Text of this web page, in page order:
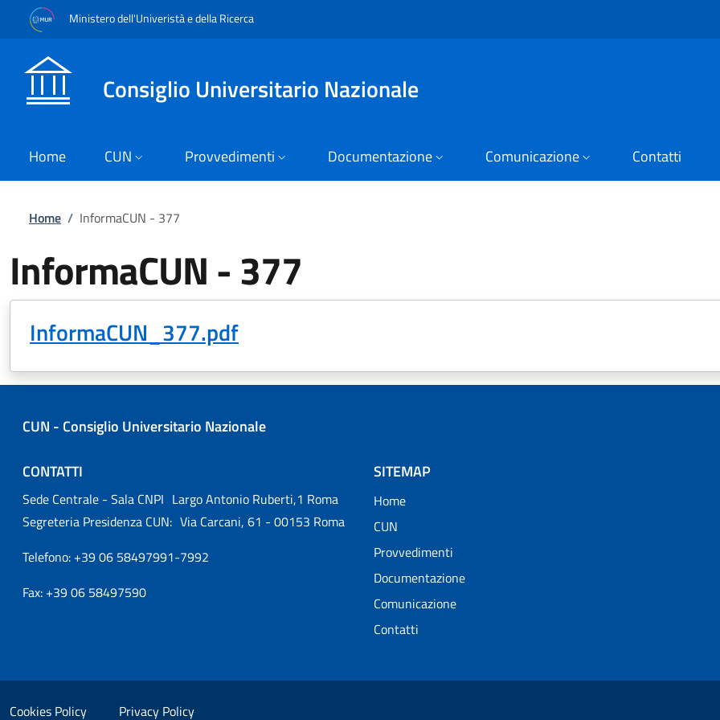
al contenuto principale
to footer contentMinistero dell'Univeristà e della Ricerca
Consiglio Universitario Nazionale
Home CUN Provvedimenti Documentazione Comunicazione Contatti
Briciole di pane
Home / InformaCUN - 377
InformaCUN - 377
InformaCUN_377.pdf
CUN - Consiglio Universitario Nazionale
CONTATTI
Sede Centrale - Sala CNPI Largo Antonio Ruberti,1 Roma
Segreteria Presidenza CUN: Via Carcani, 61 - 00153 Roma
Telefono: +39 06 58497991-7992
Fax: +39 06 58497590
SITEMAP
Home
CUN
Provvedimenti
Documentazione
Comunicazione
Contatti
Small prints
Useful links section
Cookies Policy Privacy Policy